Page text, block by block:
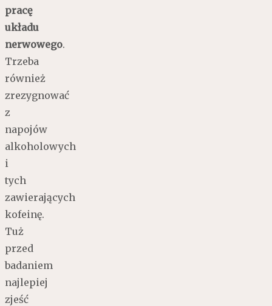
pracę
układu
nerwowego.
Trzeba
również
zrezygnować
z
napojów
alkoholowych
i
tych
zawierających
kofeinę.
Tuż
przed
badaniem
najlepiej
zjeść